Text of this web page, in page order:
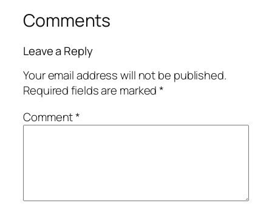
Comments
Leave a Reply
Your email address will not be published.
Required fields are marked*
Comment*